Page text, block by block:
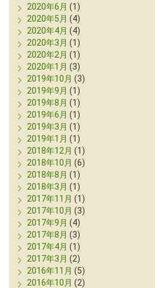
2020年6月 (1)
2020年5月 (4)
2020年4月 (4)
2020年3月 (1)
2020年2月 (1)
2020年1月 (3)
2019年10月 (3)
2019年9月 (1)
2019年8月 (1)
2019年6月 (1)
2019年3月 (1)
2019年1月 (1)
2018年12月 (1)
2018年10月 (6)
2018年8月 (1)
2018年3月 (1)
2017年11月 (1)
2017年10月 (3)
2017年9月 (4)
2017年8月 (3)
2017年4月 (1)
2017年3月 (2)
2016年11月 (5)
2016年10月 (2)